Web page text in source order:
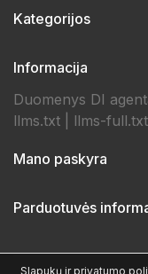
Kategorijos
Informacija
Duomenys DI
llms.txt
llms-full.txt
Mano paskyra
Parduotuvės
Slapukų ir privatumo